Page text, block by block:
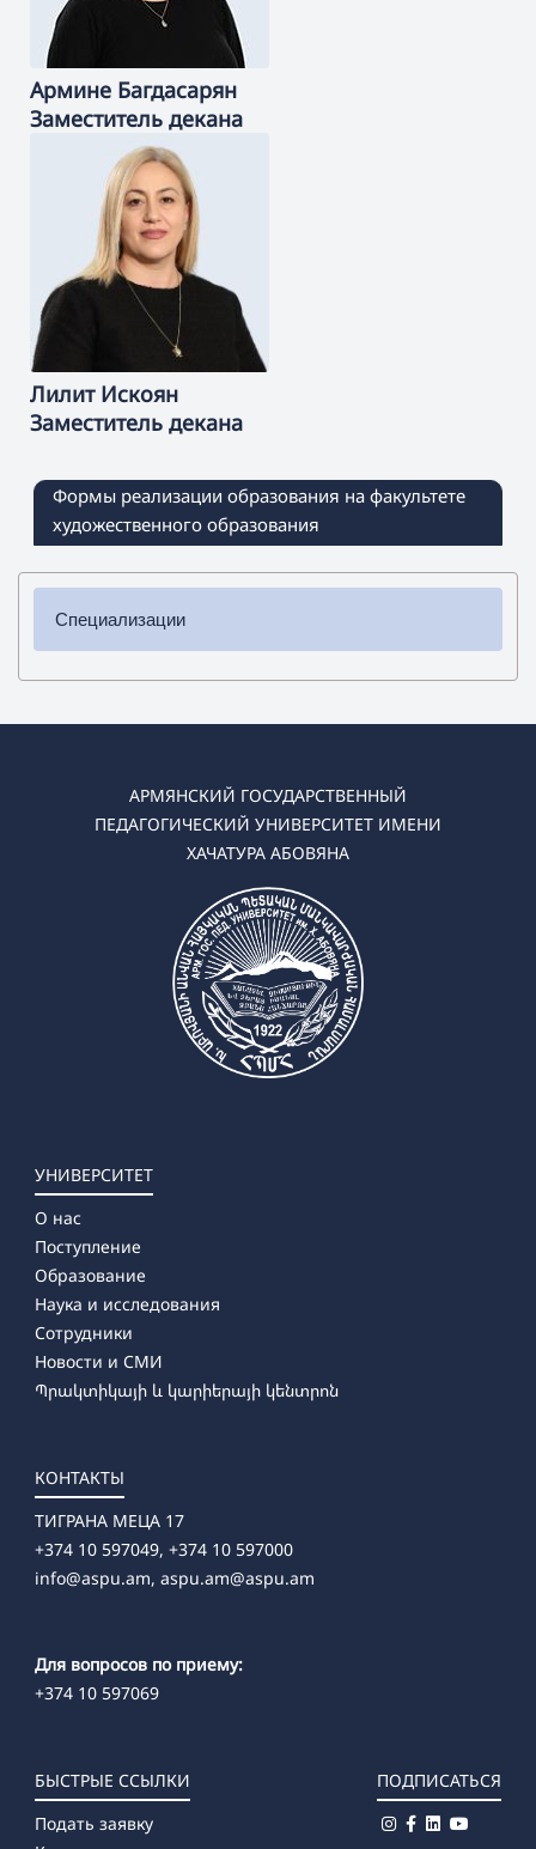
Армине Багдасарян
Заместитель декана
Лилит Искоян
Заместитель декана
Формы реализации образования на факультете
художественного образования
Специализации
✔ Бакалавриат
➜ Декоративно-прикладное искусство
➜История искусства и управление
➜ Моделирование одежды
➜ Изобразительное искусство
➜ Музыкальное образование
➜ Теория, история и управление искусства
АРМЯНСКИЙ ГОСУДАРСТВЕННЫЙ
ПЕДАГОГИЧЕСКИЙ УНИВЕРСИТЕТ ИМЕНИ
ХАЧАТУРА АБОВЯНА
УНИВЕРСИТЕТ
О нас
Поступление
Образование
Наука и исследования
Сотрудники
Новости и СМИ
Պրակտիկայի և կարիերայի կենտրոն
КОНТАКТЫ
ТИГРАНА МЕЦА 17
+374 10 597049, +374 10 597000
info@aspu.am, aspu.am@aspu.am
Для вопросов по приему:
+374 10 597069
БЫСТРЫЕ ССЫЛКИ
Подать заявку
ПОДПИСАТЬСЯ